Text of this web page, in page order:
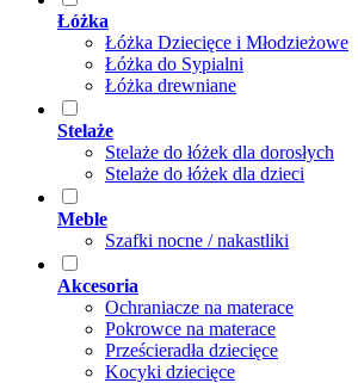
Łóżka
Łóżka Dziecięce i Młodzieżowe
Łóżka do Sypialni
Łóżka drewniane
Stelaże
Stelaże do łóżek dla dorosłych
Stelaże do łóżek dla dzieci
Meble
Szafki nocne / nakastliki
Akcesoria
Ochraniacze na materace
Pokrowce na materace
Prześcieradła dziecięce
Kocyki dziecięce